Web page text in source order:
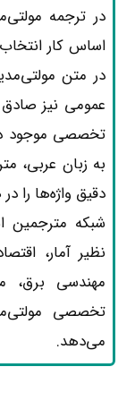
در ترجمه
اساس کار
در متن
عمومی نیز
تخصصی موجود
به زبان عربی،
دقیق واژه‌ها را
شبکه مترجمین
نظیر آمار،
مهندسی برق،
تخصصی
می‌دهد.